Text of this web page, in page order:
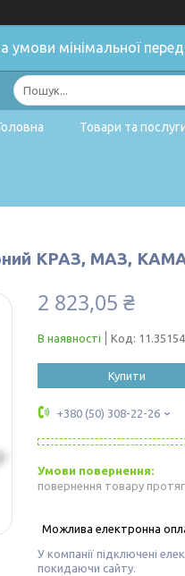
умови мінімальної
Товари та
КРАЗ, МАЗ,
2 823,05 ₴
В наявності Код:
Купити
+380 (50) 308-22-26
повернення товару
У компанії підключені
покидаючи сайту.